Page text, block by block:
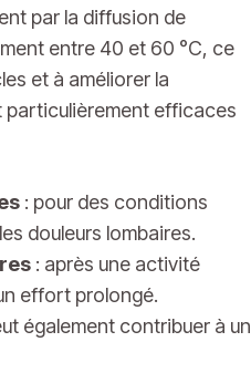
par la diffusion de
entre 40 et 60 °C, ce
et à améliorer la
particulièrement efficaces
: pour des conditions
douleurs lombaires.
: après une activité
effort prolongé.
également contribuer à un